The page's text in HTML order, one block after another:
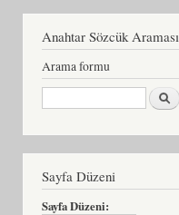
Anahtar Sözcük Araması
Arama formu
Ara
Sayfa Düzeni
Sayfa Düzeni: